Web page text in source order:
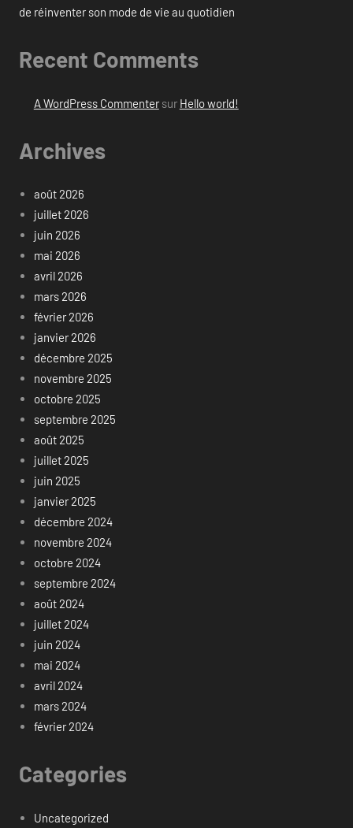
de réinventer son mode de vie au quotidien
Recent Comments
A WordPress Commentersur Hello world!
Archives
août 2026
juillet 2026
juin 2026
mai 2026
avril 2026
mars 2026
février 2026
janvier 2026
décembre 2025
novembre 2025
octobre 2025
septembre 2025
août 2025
juillet 2025
juin 2025
janvier 2025
décembre 2024
novembre 2024
octobre 2024
septembre 2024
août 2024
juillet 2024
juin 2024
mai 2024
avril 2024
mars 2024
février 2024
Categories
Uncategorized